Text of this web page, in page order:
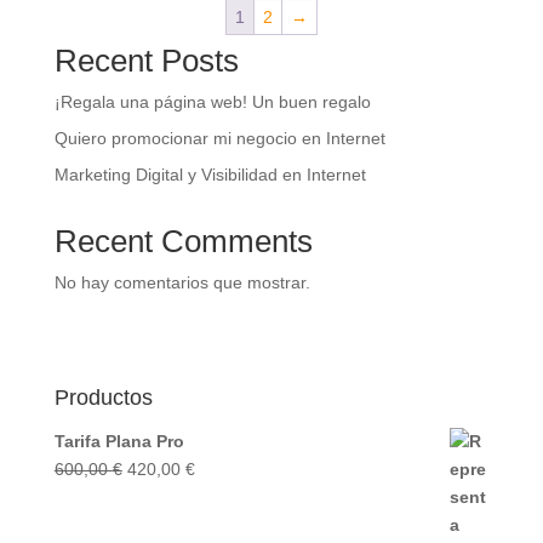
420,00 €.
1 2 →
Recent Posts
¡Regala una página web! Un buen regalo
Quiero promocionar mi negocio en Internet
Marketing Digital y Visibilidad en Internet
Recent Comments
No hay comentarios que mostrar.
Productos
Tarifa Plana Pro
600,00€ El
420,00 €El